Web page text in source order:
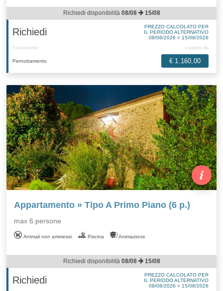
Richiedi disponibilità 08/08 15/08
Richiedi
PREZZO CALCOLATO PER
IL PERIODO ALTERNATIVO
08/08/2026 > 15/08/2026
Trattamento a partire da
Pernottamento € 1.160,00
Appartamento » Tipo A Primo Piano (6 p.)
max 6 persone
Animali non ammessi Piscina Animazione
Richiedi disponibilità 08/08 15/08
Richiedi
PREZZO CALCOLATO PER
IL PERIODO ALTERNATIVO
08/08/2026 > 15/08/2026